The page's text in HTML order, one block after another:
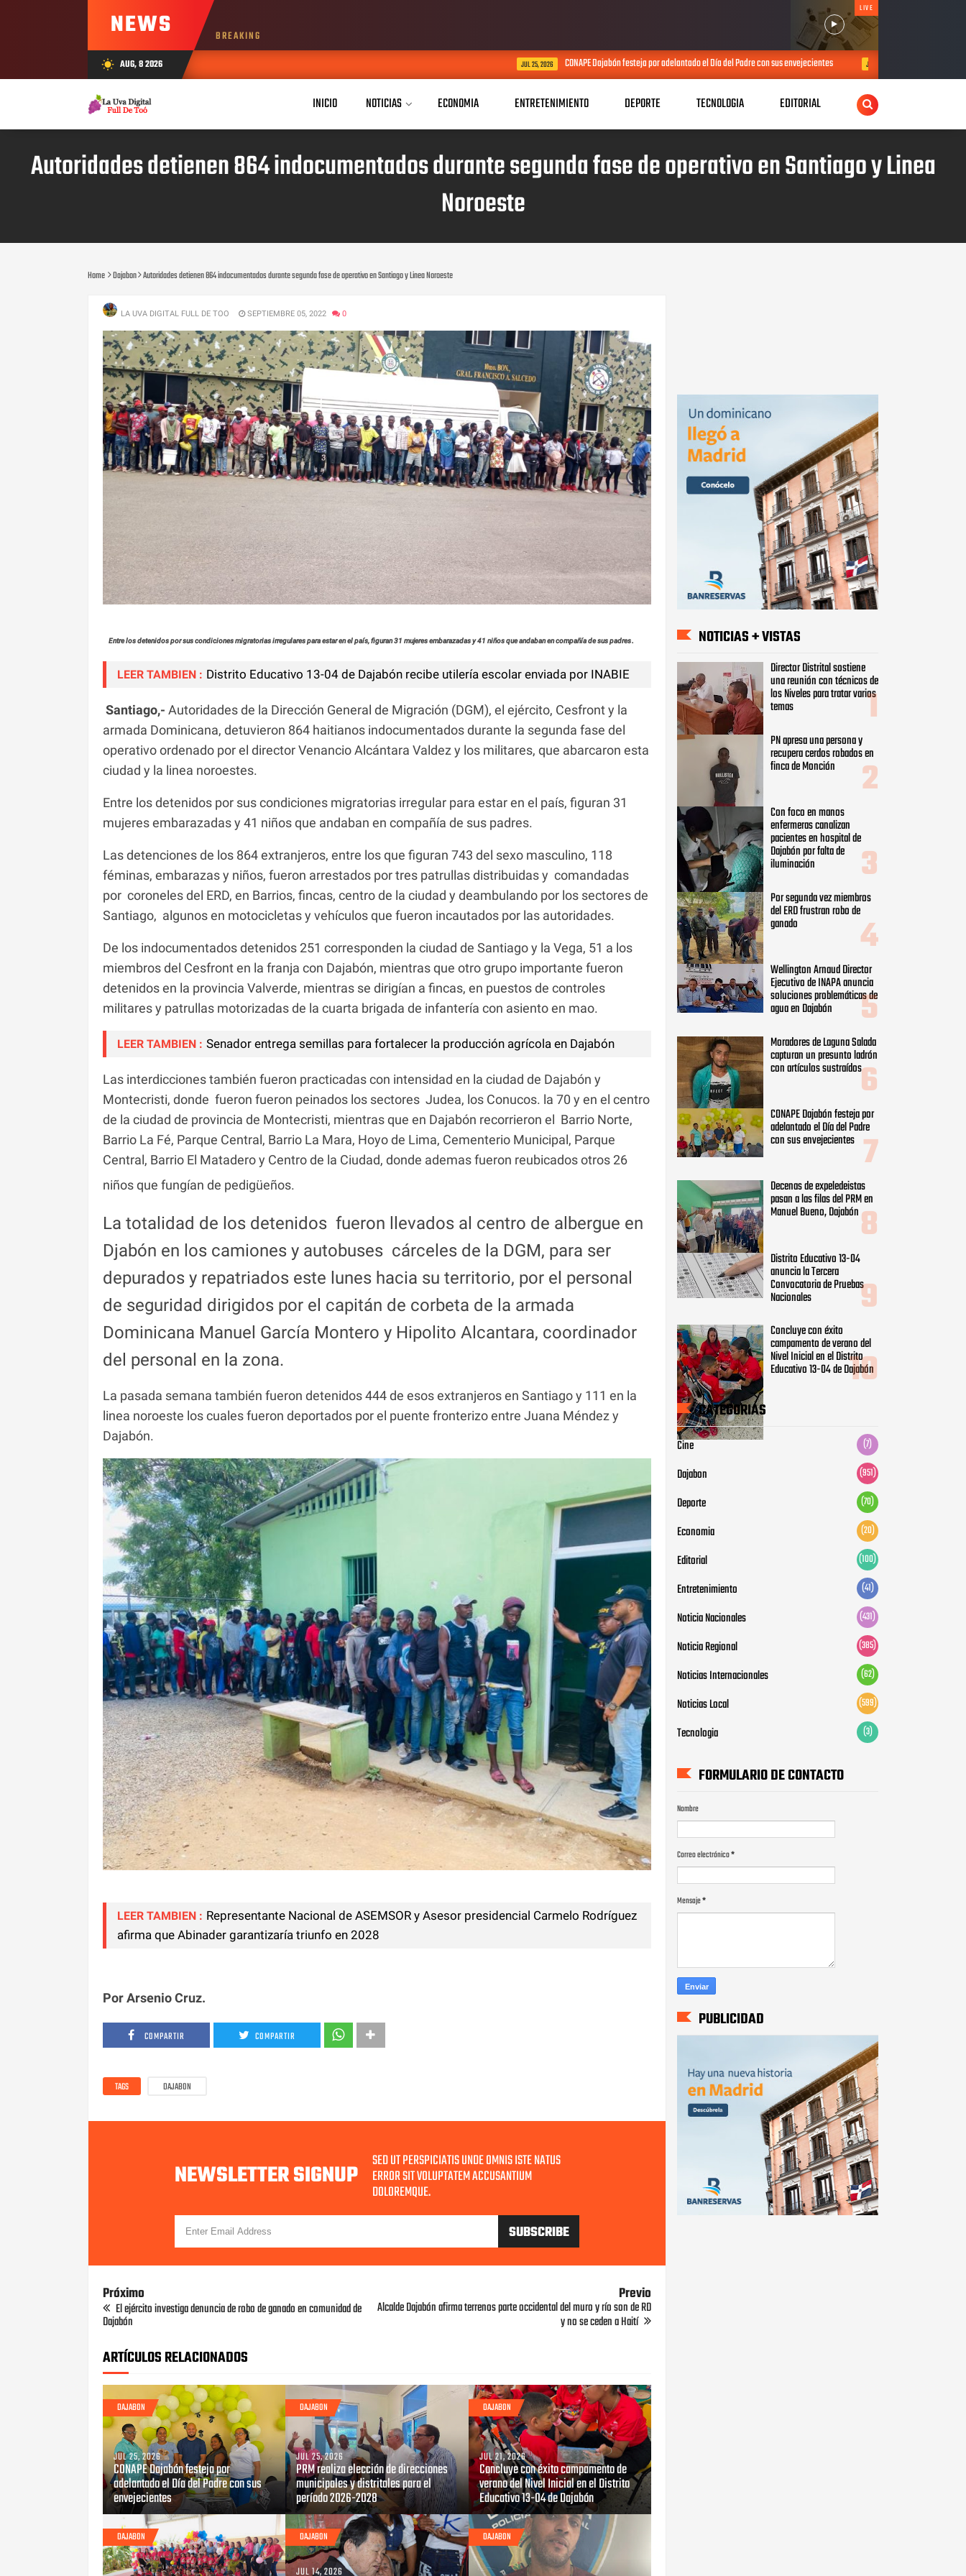
NEWS BREAKING
LIVE
wb_sunny AUG, 8 2026 CONAPE Dajabón festeja por adelantado el Día del Padre con sus envejecientes JUL 25, 2026 PRM realiza elección de direcciones
INICIO NOTICIAS ECONOMIA ENTRETENIMIENTO DEPORTE TECNOLOGIA EDITORIAL
Autoridades detienen 864 indocumentados durante segunda fase de operativo en Santiago y Linea
Noroeste
Home Dajabon Autoridades detienen 864 indocumentados durante segunda fase de operativo en Santiago y Linea Noroeste
LA UVA DIGITAL FULL DE TOO SEPTIEMBRE 05, 2022 0
Entre los detenidos por sus condiciones migratorias irregulares para estar en el país, figuran 31 mujeres embarazadas y 41 niños que andaban en compañía de sus padres.
LEER TAMBIEN : Distrito Educativo 13-04 de Dajabón recibe utilería escolar enviada por INABIE
Santiago,- Autoridades de la Dirección General de Migración (DGM), el ejército, Cesfront y la
armada Dominicana, detuvieron 864 haitianos indocumentados durante la segunda fase del
operativo ordenado por el director Venancio Alcántara Valdez y los militares, que abarcaron esta
ciudad y la linea noroestes.
Entre los detenidos por sus condiciones migratorias irregular para estar en el país, figuran 31
mujeres embarazadas y 41 niños que andaban en compañía de sus padres.
Las detenciones de los 864 extranjeros, entre los que figuran 743 del sexo masculino, 118
féminas, embarazas y niños, fueron arrestados por tres patrullas distribuidas y comandadas
por coroneles del ERD, en Barrios, fincas, centro de la ciudad y deambulando por los sectores de
Santiago, algunos en motocicletas y vehículos que fueron incautados por las autoridades.
De los indocumentados detenidos 251 corresponden la ciudad de Santiago y la Vega, 51 a los
miembros del Cesfront en la franja con Dajabón, mientras que otro grupo importante fueron
detenidos en la provincia Valverde, mientras se dirigían a fincas, en puestos de controles
militares y patrullas motorizadas de la cuarta brigada de infantería con asiento en mao.
LEER TAMBIEN : Senador entrega semillas para fortalecer la producción agrícola en Dajabón
Las interdicciones también fueron practicadas con intensidad en la ciudad de Dajabón y
Montecristi, donde fueron fueron peinados los sectores Judea, los Conucos. la 70 y en el centro
de la ciudad de provincia de Montecristi, mientras que en Dajabón recorrieron el Barrio Norte,
Barrio La Fé, Parque Central, Barrio La Mara, Hoyo de Lima, Cementerio Municipal, Parque
Central, Barrio El Matadero y Centro de la Ciudad, donde ademas fueron reubicados otros 26
niños que fungían de pedigüeños.
La totalidad de los detenidos fueron llevados al centro de albergue en
Djabón en los camiones y autobuses cárceles de la DGM, para ser
depurados y repatriados este lunes hacia su territorio, por el personal
de seguridad dirigidos por el capitán de corbeta de la armada
Dominicana Manuel García Montero y Hipolito Alcantara, coordinador
del personal en la zona.
La pasada semana también fueron detenidos 444 de esos extranjeros en Santiago y 111 en la
linea noroeste los cuales fueron deportados por el puente fronterizo entre Juana Méndez y
Dajabón.
LEER TAMBIEN : Representante Nacional de ASEMSOR y Asesor presidencial Carmelo Rodríguez
afirma que Abinader garantizaría triunfo en 2028
Por Arsenio Cruz.
COMPARTIR COMPARTIR
TAGS DAJABON
NEWSLETTER SIGNUP SED UT PERSPICIATIS UNDE OMNIS ISTE NATUS
ERROR SIT VOLUPTATEM ACCUSANTIUM
DOLOREMQUE.
Próximo
El ejército investiga denuncia de robo de ganado en comunidad de
Dajabón
Previo
Alcalde Dajabón afirma terrenos parte occidental del muro y río son de RD
y no se ceden a Haití
ARTÍCULOS RELACIONADOS
DAJABON
JUL 25, 2026
CONAPE Dajabón festeja por
adelantado el Día del Padre con sus
envejecientes
DAJABON
JUL 25, 2026
PRM realiza elección de direcciones
municipales y distritales para el
período 2026-2028
DAJABON
JUL 21, 2026
Concluye con éxito campamento de
verano del Nivel Inicial en el Distrito
Educativo 13-04 de Dajabón
DAJABON DAJABON
JUL 14, 2026
DAJABON
NOTICIAS + VISTAS
Director Distrital sostiene
una reunión con técnicos de
los Niveles para tratar varios
temas
PN apresa una persona y
recupera cerdos robados en
finca de Monción
Con foco en manos
enfermeras canalizan
pacientes en hospital de
Dajabón por falta de
iluminación
Por segunda vez miembros
del ERD frustran robo de
ganado
Wellington Arnaud Director
Ejecutivo de INAPA anuncia
soluciones problemáticas de
agua en Dajabón
Moradores de Laguna Salada
capturan un presunto ladrón
con artículos sustraídos
CONAPE Dajabón festeja por
adelantado el Día del Padre
con sus envejecientes
Decenas de expeledeistas
pasan a las filas del PRM en
Manuel Bueno, Dajabón
Distrito Educativo 13-04
anuncia la Tercera
Convocatoria de Pruebas
Nacionales
Concluye con éxito
campamento de verano del
Nivel Inicial en el Distrito
Educativo 13-04 de Dajabón
CATEGORIAS
Cine (7)
Dajabon (951)
Deporte (70)
Economia (20)
Editorial (100)
Entretenimiento (41)
Noticia Nacionales (431)
Noticia Regional (385)
Noticias Internacionales (62)
Noticias Local (599)
Tecnologia (3)
FORMULARIO DE CONTACTO
Nombre
Correo electrónico*
Mensaje*
PUBLICIDAD